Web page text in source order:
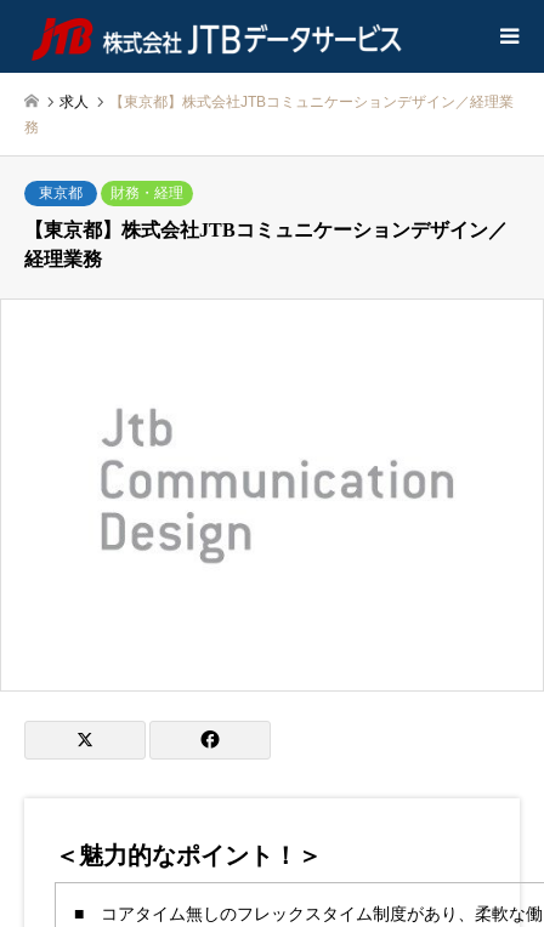
求人
【東京都】株式会社JTBコミュニケーションデザイン／経理業
務
東京都 財務・経理
【東京都】株式会社JTBコミュニケーションデザイン／
経理業務
＜魅力的なポイント！＞
■ コアタイム無しのフレックスタイム制度があり、柔軟な